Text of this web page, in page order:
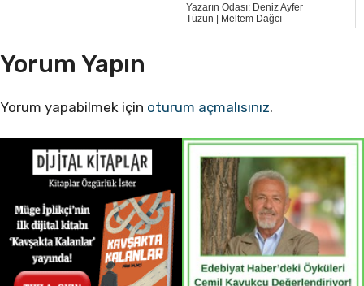
Yazarın Odası: Deniz Ayfer
Tüzün | Meltem Dağcı
Yorum Yapın
Yorum yapabilmek için oturum açmalısınız.